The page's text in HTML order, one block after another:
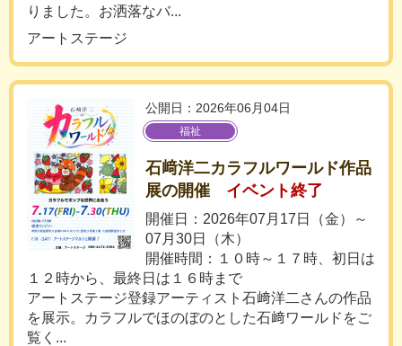
りました。お洒落なバ...
アートステージ
公開日：2026年06月04日
福祉
石﨑洋二カラフルワールド作品
展の開催
イベント終了
開催日：2026年07月17日（金）～
07月30日（木）
開催時間：１０時～１７時、初日は
１２時から、最終日は１６時まで
アートステージ登録アーティスト石﨑洋二さんの作品
を展示。カラフルでほのぼのとした石﨑ワールドをご
覧く...